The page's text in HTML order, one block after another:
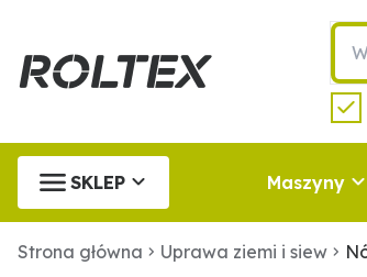
SKLEP Maszyny
Strona główna Uprawa ziemi i siew